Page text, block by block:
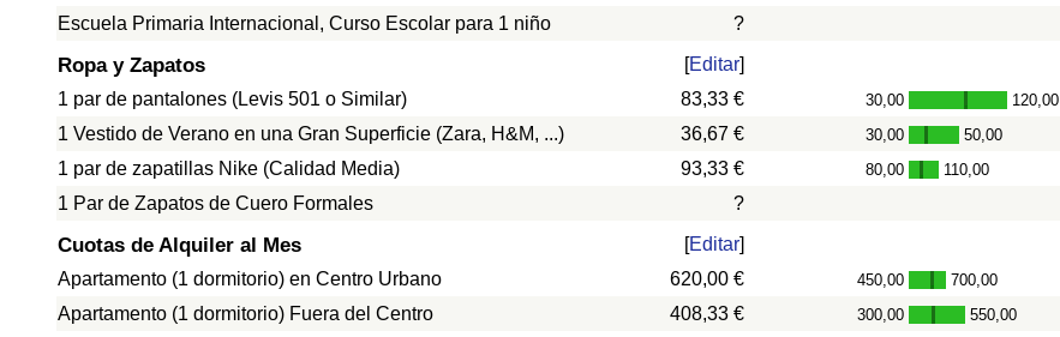
Escuela Primaria Internacional, Curso Escolar para 1 niño ?
Ropa y Zapatos [Editar]
1 par de pantalones (Levis 501 o Similar)
83,33 € 30,00 - 120,00
1 Vestido de Verano en una Gran Superficie (Zara, H&M, ...) 36,67 € 30,00 - 50,00
1 par de zapatillas Nike (Calidad Media) 93,33 € 80,00 - 110,00
1 Par de Zapatos de Cuero Formales ?
Cuotas de Alquiler al Mes [Editar]
Apartamento (1 dormitorio) en Centro Urbano
620,00 € 450,00 - 700,00
Apartamento (1 dormitorio) Fuera del Centro 408,33 € 300,00 - 550,00